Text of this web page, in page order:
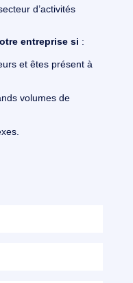
d’activités
entreprise si :
et êtes présent à
volumes de